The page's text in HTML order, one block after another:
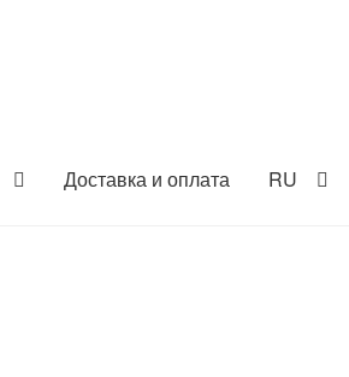
Доставка и оплата RU